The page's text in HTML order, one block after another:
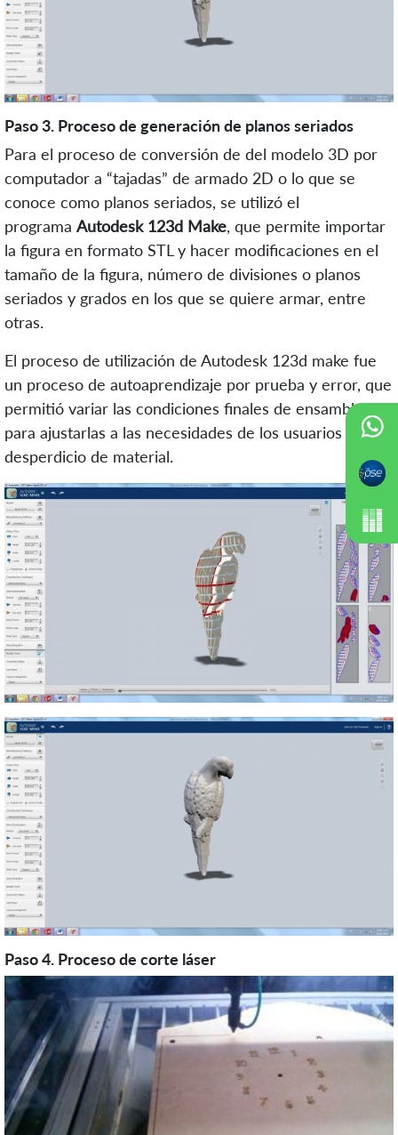
Paso 3. Proceso de generación de planos seriados
Para el proceso de conversión de del modelo 3D por
computador a “tajadas” de armado 2D o lo que se
conoce como planos seriados, se utilizó el
programa Autodesk 123d Make, que permite importar
la figura en formato STL y hacer modificaciones en el
tamaño de la figura, número de divisiones o planos
seriados y grados en los que se quiere armar, entre
otras.
El proceso de utilización de Autodesk 123d make fue
un proceso de autoaprendizaje por prueba y error, que
permitió variar las condiciones finales de ensamble
para ajustarlas a las necesidades de los usuarios sin
desperdicio de material.
Paso 4. Proceso de corte láser